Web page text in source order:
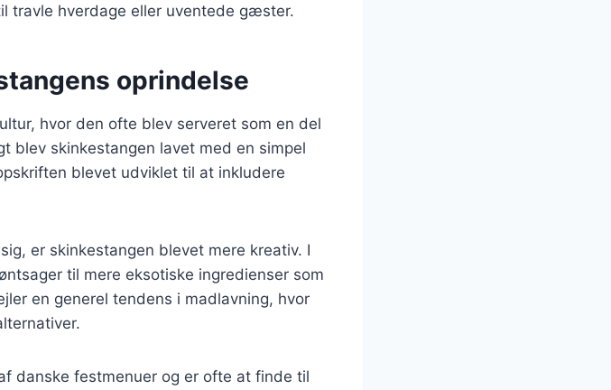
travle hverdage eller uventede gæster.
oprindelse
hvor den ofte blev serveret som en del
blev skinkestangen lavet med en simpel
blevet udviklet til at inkludere
er skinkestangen blevet mere kreativ. I
til mere eksotiske ingredienser som
en generel tendens i madlavning, hvor
danske festmenuer og er ofte at finde til